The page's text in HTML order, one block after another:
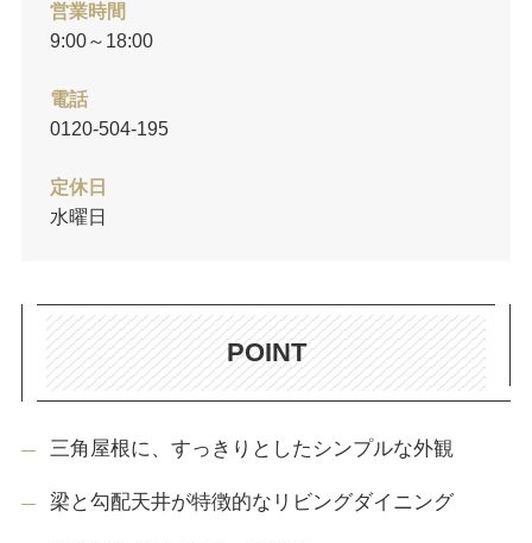
営業時間
9:00～18:00
電話
0120-504-195
定休日
水曜日
POINT
三角屋根に、すっきりとしたシンプルな外観
梁と勾配天井が特徴的なリビングダイニング